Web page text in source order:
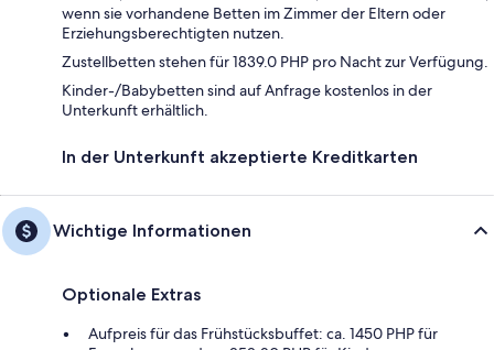
wenn sie vorhandene Betten im Zimmer der Eltern oder
Erziehungsberechtigten nutzen.
Zustellbetten stehen für 1839.0 PHP pro Nacht zur Verfügung.
Kinder-/Babybetten sind auf Anfrage kostenlos in der
Unterkunft erhältlich.
In der Unterkunft akzeptierte Kreditkarten
Wichtige Informationen
Optionale Extras
Aufpreis für das Frühstücksbuffet: ca. 1450 PHP für